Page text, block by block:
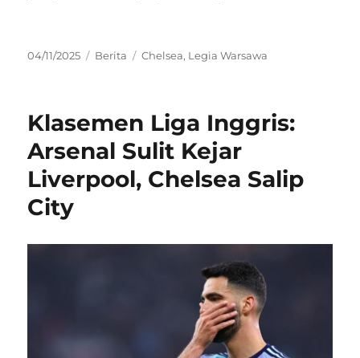
Posted
04/11/2025 Categories
Berita Tags
Chelsea, Legia Warsawa
Klasemen Liga Inggris:
Arsenal Sulit Kejar
Liverpool, Chelsea Salip
City